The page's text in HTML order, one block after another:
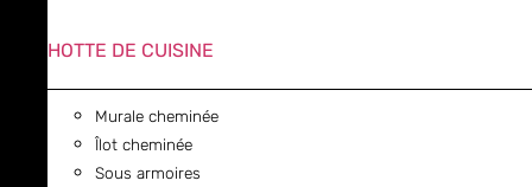
HOTTE DE CUISINE
Murale cheminée
Îlot cheminée
Sous armoires